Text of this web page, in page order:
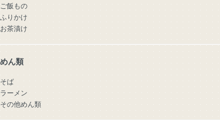
ご飯もの
ふりかけ
お茶漬け
めん類
そば
ラーメン
その他めん類